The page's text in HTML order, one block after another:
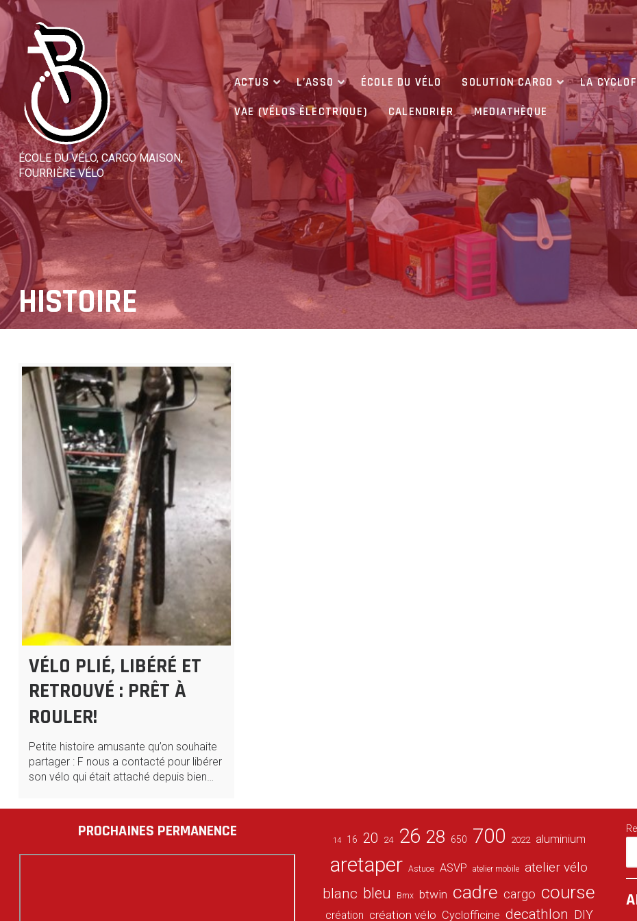
Skip
content
ÉCOLE DU VÉLO, CARGO MAISON,
FOURRIÈRE VÉLO
ACTUS L’ASSO ÉCOLE DU VÉLO SOLUTION CARGO LA
VAE (VÉLOS ÉLECTRIQUE)
CALENDRIER MEDIATHÈQUE
HISTOIRE
VÉLO PLIÉ, LIBÉRÉ ET
RETROUVÉ : PRÊT À
ROULER!
Petite histoire amusante qu’on souhaite
partager : F nous a contacté pour libérer
son vélo qui était attaché depuis bien…
PROCHAINES PERMANENCE 14 16 20 24 26 28 650 700 2022 aluminium
aretaper Astuce ASVP atelier mobile atelier vélo
blanc bleu Bmx btwin cadre cargo course
création création vélo Cyclofficine decathlon DIY